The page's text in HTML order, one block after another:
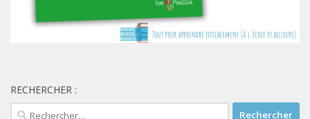
RECHERCHER :
Rechercher :